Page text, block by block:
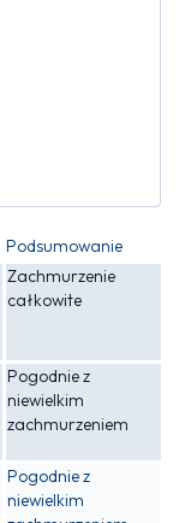
Podsumowanie
Zachmurzenie
całkowite
Pogodnie z
niewielkim
zachmurzeniem
Pogodnie z
niewielkim